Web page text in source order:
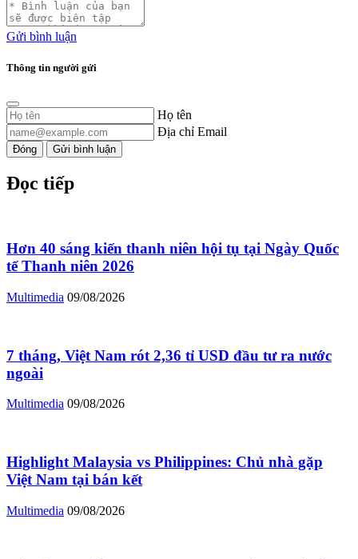
Gửi bình luận
Thông tin người gửi
Họ tên
Địa chỉ Email
Đóng Gửi bình luận
Đọc tiếp
Hơn 40 sáng kiến thanh niên hội tụ tại Ngày Quốc
tế Thanh niên 2026
Multimedia 09/08/2026
7 tháng, Việt Nam rót 2,36 tỉ USD đầu tư ra nước
ngoài
Multimedia 09/08/2026
Highlight Malaysia vs Philippines: Chủ nhà gặp
Việt Nam tại bán kết
Multimedia 09/08/2026